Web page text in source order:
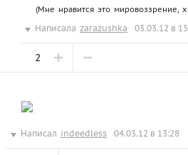
(Мне нравится это мировоззрение,
Написала zarazushka 03.03.12 в
2
Написал indeedless 04.03.12 в 13:28